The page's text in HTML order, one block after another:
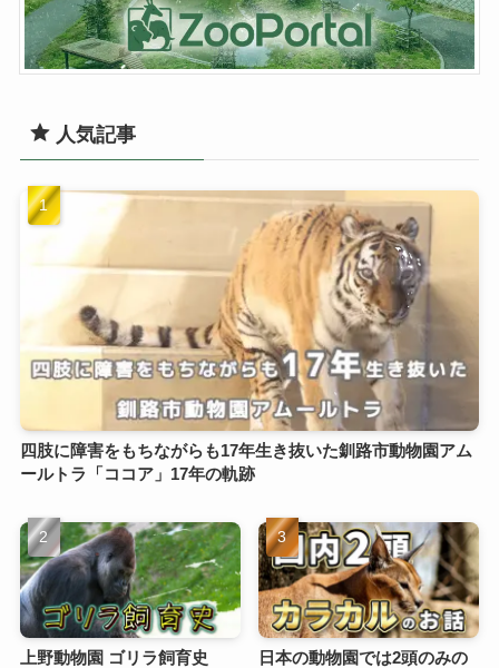
人気記事
四肢に障害をもちながらも17年生き抜いた釧路市動物園アム
ールトラ「ココア」17年の軌跡
上野動物園 ゴリラ飼育史
日本の動物園では2頭のみの